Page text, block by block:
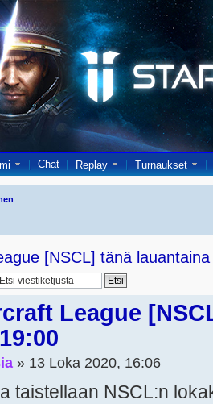
Chat Replay Turnaukset
[NSCL] tänä
League
» 13 Loka 2020, 16:06
taistellaan NSCL:n